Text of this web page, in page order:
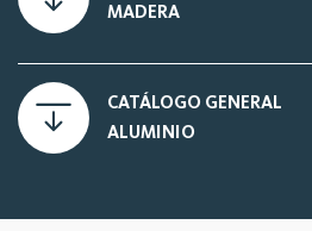
MADERA
CATÁLOGO GENERAL
ALUMINIO